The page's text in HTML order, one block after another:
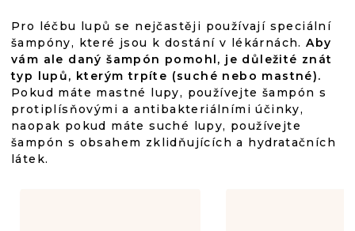
Pro léčbu lupů se nejčastěji používají speciální
šampóny, které jsou k dostání v lékárnách.Aby
vám ale daný šampón pomohl, je důležité znát
typ lupů, kterým trpíte (suché nebo mastné).
Pokud máte mastné lupy, používejte šampón s
protiplísňovými a antibakteriálními účinky,
naopak pokud máte suché lupy, používejte
šampón s obsahem zklidňujících a hydratačních
látek.